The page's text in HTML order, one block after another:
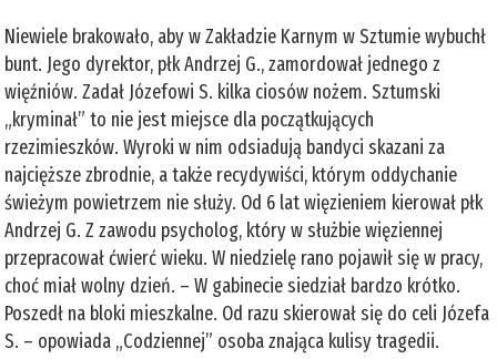
Niewiele brakowało, aby w Zakładzie Karnym w Sztumie wybuchł
bunt. Jego dyrektor, płk Andrzej G., zamordował jednego z
więźniów. Zadał Józefowi S. kilka ciosów nożem. Sztumski
„kryminał” to nie jest miejsce dla początkujących
rzezimieszków. Wyroki w nim odsiadują bandyci skazani za
najcięższe zbrodnie, a także recydywiści, którym oddychanie
świeżym powietrzem nie służy. Od 6 lat więzieniem kierował płk
Andrzej G. Z zawodu psycholog, który w służbie więziennej
przepracował ćwierć wieku. W niedzielę rano pojawił się w pracy,
choć miał wolny dzień. – W gabinecie siedział bardzo krótko.
Poszedł na bloki mieszkalne. Od razu skierował się do celi Józefa
S. – opowiada „Codziennej” osoba znająca kulisy tragedii.